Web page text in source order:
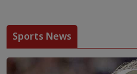
Sports News